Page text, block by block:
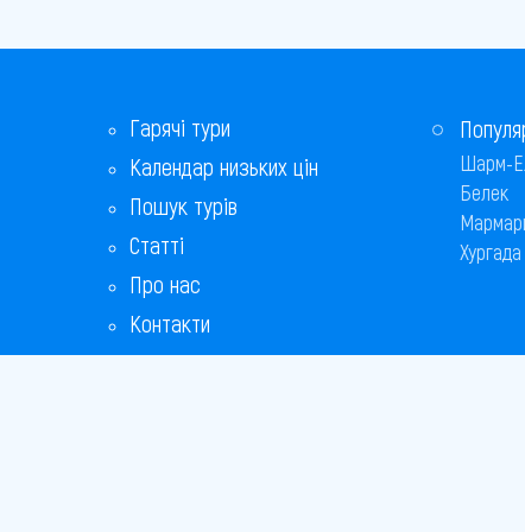
Гарячі тури
Календар низьких цін
Пошук турів
Статті
Про нас
Контакти
Бонусна програма
Шарм-
Белек
Хургада